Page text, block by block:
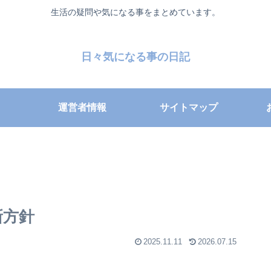
生活の疑問や気になる事をまとめています。
日々気になる事の日記
運営者情報 サイトマップ
針
2025.11.11 2026.07.15